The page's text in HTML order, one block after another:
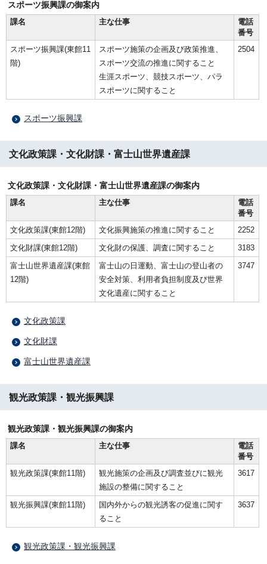
スポーツ振興課の御案内
課名
主な仕事
電話
番号
スポーツ振興課(東館11
階)
スポーツ施策の企画及び政策推進、
スポーツ交流の推進に関すること
生涯スポーツ、競技スポーツ、パラ
スポーツに関すること
2504
スポーツ振興課
文化政策課・文化財課・富士山世界遺産課
文化政策課・文化財課・富士山世界遺産課の御案内
課名
主な仕事
電話
番号
文化政策課(東館12階)
文化振興施策の推進に関すること
2252
文化財課(東館12階)
文化財の保護、調査に関すること
3183
富士山世界遺産課(東館
12階)
富士山の日運動、富士山の登山者の
安全対策、利用者負担制度及び世界
文化遺産に関すること
3747
文化政策課
文化財課
富士山世界遺産課
観光政策課・観光振興課
観光政策課・観光振興課の御案内
課名
主な仕事
電話
番号
観光政策課(東館11階)
観光施策の企画及び調査並びに観光
施設の整備に関すること
3617
観光振興課(東館11階)
国内外からの観光誘客の促進に関す
ること
3637
観光政策課・観光振興課